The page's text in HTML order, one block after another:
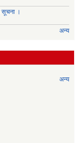
सूचना ।
अन्य
अन्य